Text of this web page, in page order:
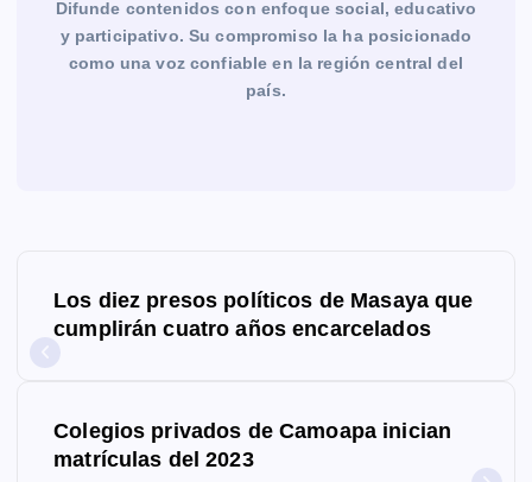
Difunde contenidos con enfoque social, educativo
y participativo. Su compromiso la ha posicionado
como una voz confiable en la región central del
país.
Los diez presos políticos de Masaya que
cumplirán cuatro años encarcelados
Colegios privados de Camoapa inician
matrículas del 2023